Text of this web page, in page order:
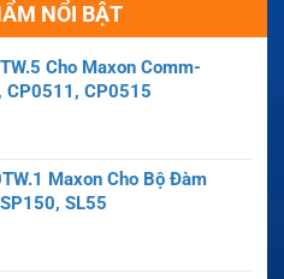
NỔI BẬT
Cho Maxon Comm-
CP0511, CP0515
Maxon Cho Bộ Đàm
SL55